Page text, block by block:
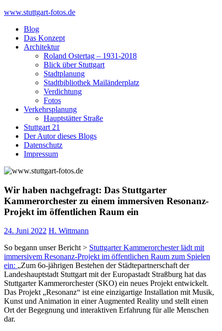
Skip
content
www.stuttgart-fotos.de
Blog
Das Konzept
Architektur
Roland Ostertag – 1931-2018
Blick über Stuttgart
Stadtplanung
Stadtbibliothek Mailänderplatz
Verdichtung
Fotos
Verkehrsplanung
Hauptstätter Straße
Stuttgart 21
Der Autor dieses Blogs
Datenschutz
Impressum
Wir haben nachgefragt: Das Stuttgarter
Kammerorchester zu einem immersiven Resonanz-
Projekt im öffentlichen Raum ein
24. Juni 2022 H. Wittmann
So begann unser Bericht > Stuttgarter Kammerorchester lädt mit
immersivem Resonanz-Projekt im öffentlichen Raum zum Spielen
ein: „Zum 6o-jährigen Bestehen der Städtepartnerschaft der
Landeshauptstadt Stuttgart mit der Europastadt Straßburg hat das
Stuttgarter Kammerorchester (SKO) ein neues Projekt entwickelt.
Das Projekt „Resonanz“ ist eine einzigartige Installation mit Musik,
Kunst und Animation in einer Augmented Reality und stellt einen
Ort der Begegnung und interaktiven Erfahrung für alle Menschen
dar.